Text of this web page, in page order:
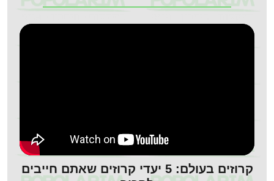
קרוזים בעולם: 5 יעדי קרוזים שאתם חייבים